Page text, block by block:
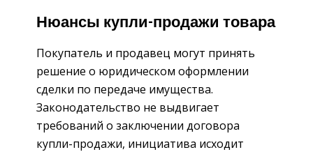
Нюансы купли-продажи товара
Покупатель и продавец могут принять
решение о юридическом оформлении
сделки по передаче имущества.
Законодательство не выдвигает
требований о заключении договора
купли-продажи, инициатива исходит